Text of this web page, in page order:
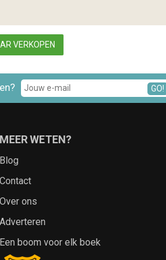
VERKOPEN
GO!
MEER WETEN?
Blog
Contact
Over ons
Adverteren
Een boom voor elk boek